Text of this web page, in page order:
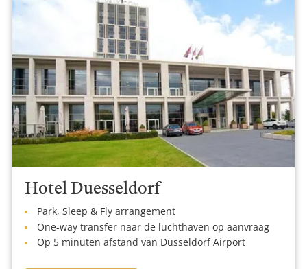
Hotel Duesseldorf
Park, Sleep & Fly arrangement
One-way transfer naar de luchthaven op aanvraag
Op 5 minuten afstand van Düsseldorf Airport